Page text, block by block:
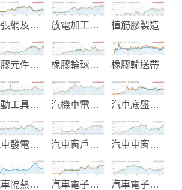
擴張網及花紋止滑踏板 放電加工機械 植筋膠製造
橡膠元件及零件 橡膠輪球製品 橡膠輸送帶
氣動工具製造 汽機車電子零組件製造 汽車底盤零件
汽車發電起動機製造 汽車窗戶升降器 汽車車窗升降裝置與Parts
汽車隔熱紙與汽車配件 汽車電子改裝產品 汽車電子零件-點火線圈-感知器